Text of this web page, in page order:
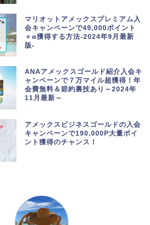
マリオットアメックスプレミアム入
会キャンペーンで49,000ポイント
＋α獲得する方法-2024年9月最新
版-
ANAアメックスゴールド紹介入会キ
ャンペーンで７万マイル超獲得！年
会費無料＆節約裏技あり～2024年
11月最新～
アメックスビジネスゴールドの入会
キャンペーンで190,000P大量ポイ
ント獲得のチャンス！